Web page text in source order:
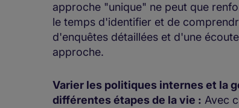
approche "unique" ne peut que
le temps d'identifier et de
d'enquêtes détaillées et d'une
approche.
Varier les politiques internes et la
différentes étapes de la vie : Avec